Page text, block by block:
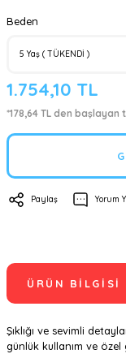
Beden
1.754,10 TL
*178,64 TL den
Paylaş Yorum
ÜRÜN BILGISI
Şıklığı ve sevimli
günlük kullanım ve